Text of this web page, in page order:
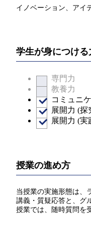
イノベーション、アイ
学生が身につける
専門力
教養力
コミュニ
展開力 (探
展開力 (実
授業の進め方
当授業の実施形態は、
講義・質疑応答と、グ
授業では、随時質問を